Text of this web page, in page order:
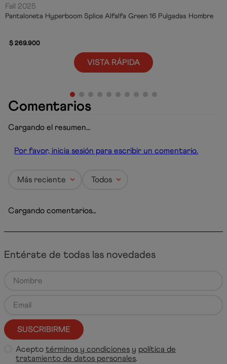
Fall 2025
Pantaloneta Hyperboom Splice Alfalfa Green 16 Pulgadas Hombre
$269.900
VISTA RÁPIDA
Comentarios
Cargando el resumen…
Por favor, inicia sesión para escribir un comentario.
Más reciente Todos
Cargando comentarios…
Entérate de todas las novedades
SUSCRIBIRME
Aceptotérminos y condiciones y política de
tratamiento de datos personales.